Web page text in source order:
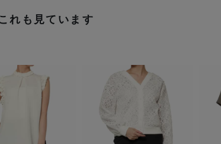
れも見ています